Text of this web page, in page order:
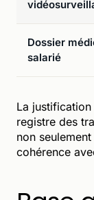
Dossier
salarié
La
registre des
non
cohérence